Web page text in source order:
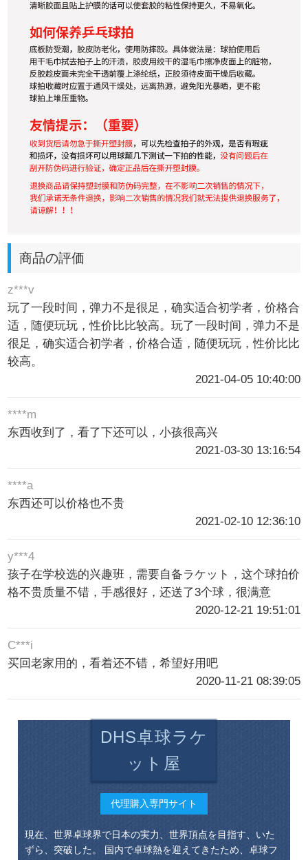
商品の評価
z***v
玩了一段时间，弹力不是很足，确实适合初学者，价格合
适，随便玩玩，性价比比较高。玩了一段时间，弹力不是
很足，确实适合初学者，价格合适，随便玩玩，性价比比
较高。
2021-04-05 10:40:00
****m
东西收到了，看了下还可以，小孩很高兴
2021-03-30 13:16:54
****a
东西还可以价格也不贵
2021-02-10 12:36:10
y***4
孩子在学校选的兴趣班，需要自备ラケット，这个球拍价
格不贵质量不错，手感很好，还送了3个球，很满意
2020-12-21 19:51:01
C***i
买回老家用的，看着还不错，希望好用吧
2020-11-21 08:39:05
DHS卓球ラケ
ット屋
代理購入専門サイト
現在、世界卓球界で日本の実力、世界頂点を目指す、いた
ずら、突破した。 国内で卓球熱を迎えてきたため、卓球フ